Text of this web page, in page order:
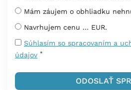
Mám záujem o obhliadku
Navrhujem cenu ... EUR.
Súhlasím so spracovaním a
údajov *